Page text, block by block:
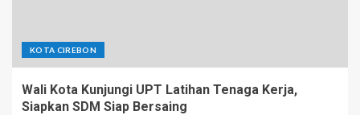
KOTA CIREBON
Wali Kota Kunjungi UPT Latihan Tenaga Kerja,
Siapkan SDM Siap Bersaing